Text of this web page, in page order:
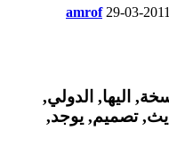
amrof29-03-2011